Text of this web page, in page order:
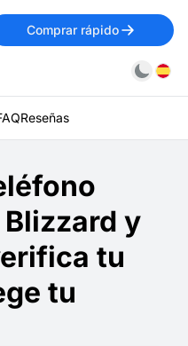
Comprar rápido
Reseñas
y
tu
tu